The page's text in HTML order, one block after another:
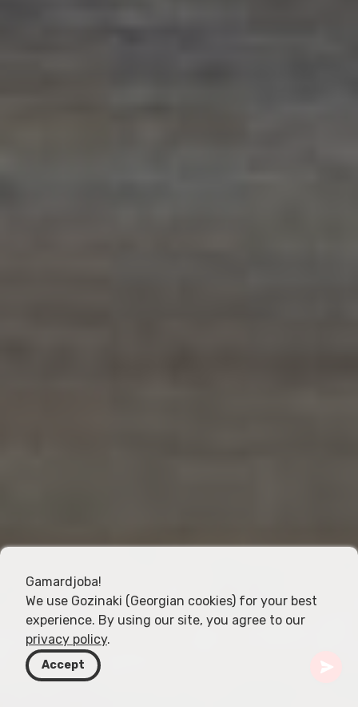
Gamardjoba!
We use Gozinaki (Georgian cookies) for your best
experience. By using our site, you agree to our
privacy policy.
Accept